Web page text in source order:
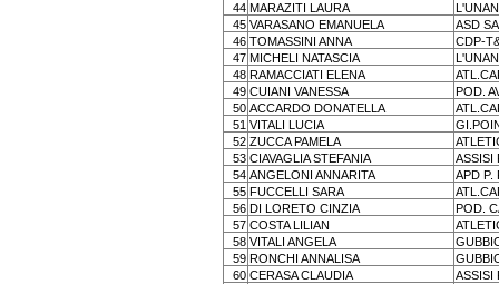
44 MARAZITI LAURA
45 VARASANO EMANUELA
ASD
46 TOMASSINI ANNA
CDP-
47 MICHELI NATASCIA
48 RAMACCIATI ELENA
49 CUIANI VANESSA
POD.
50 ACCARDO DONATELLA
51 VITALI LUCIA
52 ZUCCA PAMELA
53 CIAVAGLIA STEFANIA
ASSISI
54 ANGELONI ANNARITA
APD P.
55 FUCCELLI SARA
56 DI LORETO CINZIA
POD.
57 COSTA LILIAN
58 VITALI ANGELA
59 RONCHI ANNALISA
60 CERASA CLAUDIA
ASSISI